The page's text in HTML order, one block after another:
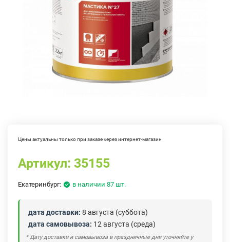
Цены актуальны только при заказе через интернет-магазин
Артикул: 35155
Екатеринбург: в наличии 87 шт.
дата доставки: 8 августа (суббота)
дата самовывоза: 12 августа (среда)
* Дату доставки и самовывоза в праздничные дни уточняйте у